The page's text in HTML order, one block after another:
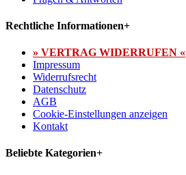
Rechtliche Informationen+
» VERTRAG WIDERRUFEN «
Impressum
Widerrufsrecht
Datenschutz
AGB
Cookie-Einstellungen anzeigen
Kontakt
Beliebte Kategorien+